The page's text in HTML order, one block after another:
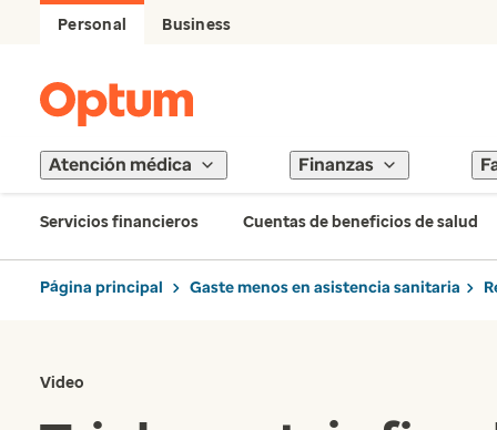
Personal Business
Atención médica Finanzas
Servicios financieros Cuentas de beneficios de salud
Página principal Gaste menos en asistencia sanitaria
Video